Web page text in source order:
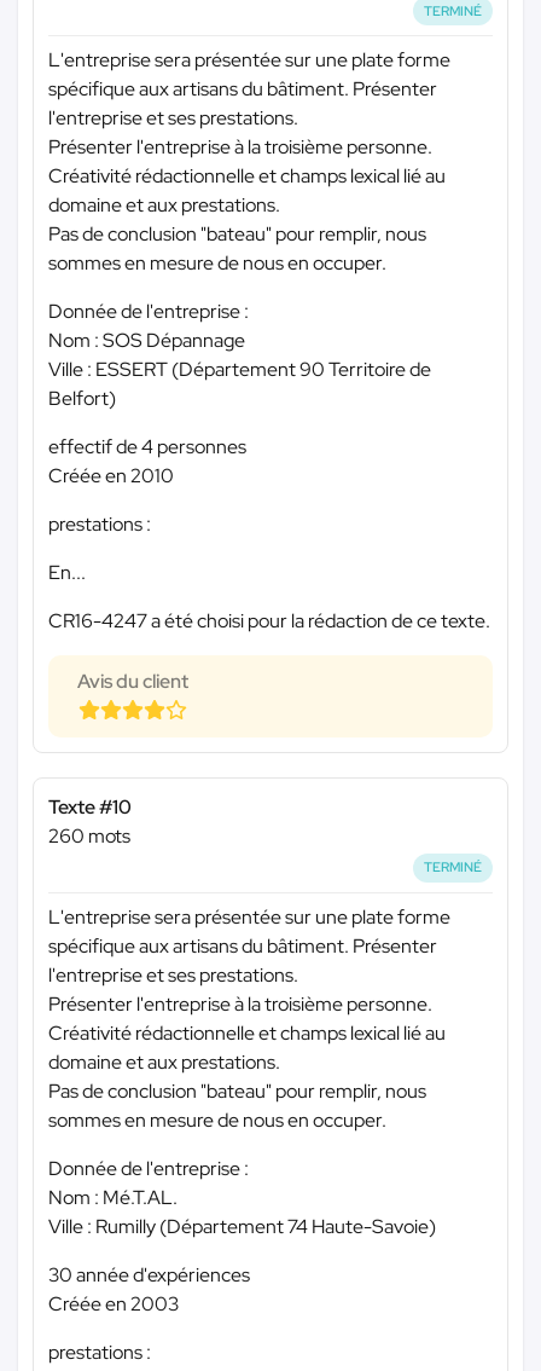
TERMINÉ
L'entreprise sera présentée sur une plate forme
spécifique aux artisans du bâtiment. Présenter
l'entreprise et ses prestations.
Présenter l'entreprise à la troisième personne.
Créativité rédactionnelle et champs lexical lié au
domaine et aux prestations.
Pas de conclusion "bateau" pour remplir, nous
sommes en mesure de nous en occuper.
Donnée de l'entreprise :
Nom : SOS Dépannage
Ville : ESSERT (Département 90 Territoire de
Belfort)
effectif de 4 personnes
Créée en 2010
prestations :
En...
CR16-4247 a été choisi pour la rédaction de ce texte.
Avis du client
Texte #10
260 mots
TERMINÉ
L'entreprise sera présentée sur une plate forme
spécifique aux artisans du bâtiment. Présenter
l'entreprise et ses prestations.
Présenter l'entreprise à la troisième personne.
Créativité rédactionnelle et champs lexical lié au
domaine et aux prestations.
Pas de conclusion "bateau" pour remplir, nous
sommes en mesure de nous en occuper.
Donnée de l'entreprise :
Nom : Mé.T.AL.
Ville : Rumilly (Département 74 Haute-Savoie)
30 année d'expériences
Créée en 2003
prestations :